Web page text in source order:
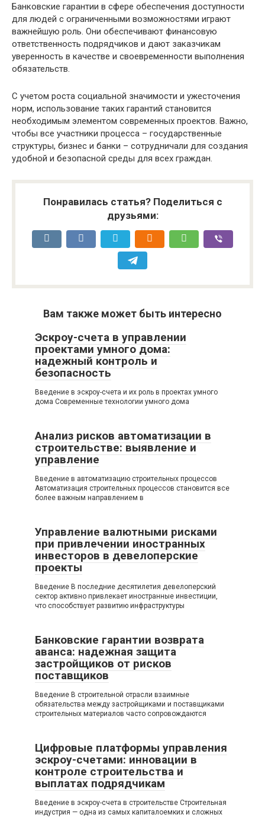
Банковские гарантии в сфере обеспечения доступности
для людей с ограниченными возможностями играют
важнейшую роль. Они обеспечивают финансовую
ответственность подрядчиков и дают заказчикам
уверенность в качестве и своевременности выполнения
обязательств.
С учетом роста социальной значимости и ужесточения
норм, использование таких гарантий становится
необходимым элементом современных проектов. Важно,
чтобы все участники процесса – государственные
структуры, бизнес и банки – сотрудничали для создания
удобной и безопасной среды для всех граждан.
Понравилась статья? Поделиться с
друзьями:
Вам также может быть интересно
Эскроу-счета в управлении
проектами умного дома:
надежный контроль и
безопасность
Введение в эскроу-счета и их роль в проектах умного
дома Современные технологии умного дома
Анализ рисков автоматизации в
строительстве: выявление и
управление
Введение в автоматизацию строительных процессов
Автоматизация строительных процессов становится все
более важным направлением в
Управление валютными рисками
при привлечении иностранных
инвесторов в девелоперские
проекты
Введение В последние десятилетия девелоперский
сектор активно привлекает иностранные инвестиции,
что способствует развитию инфраструктуры
Банковские гарантии возврата
аванса: надежная защита
застройщиков от рисков
поставщиков
Введение В строительной отрасли взаимные
обязательства между застройщиками и поставщиками
строительных материалов часто сопровождаются
Цифровые платформы управления
эскроу-счетами: инновации в
контроле строительства и
выплатах подрядчикам
Введение в эскроу-счета в строительстве Строительная
индустрия — одна из самых капиталоемких и сложных